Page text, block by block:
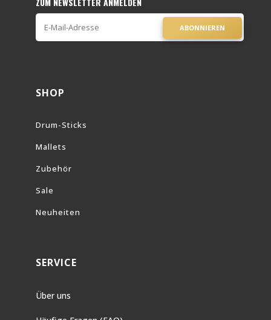
ABONNIEREN
SHOP
Drum-Sticks
Mallets
Zubehör
Sale
Neuheiten
SERVICE
Über uns